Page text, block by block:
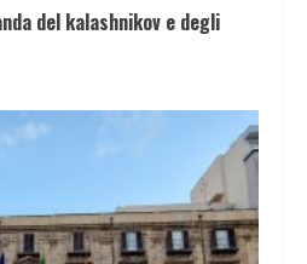
del kalashnikov e degli